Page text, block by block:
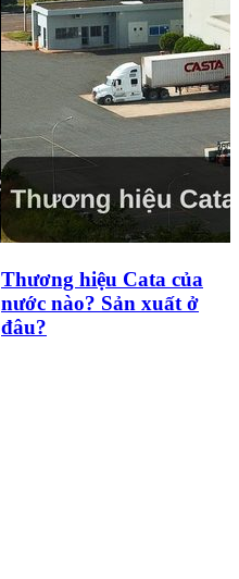
Hướng dẫn cách sử dụng
bếp từ Cata chi tiết cho
người mới